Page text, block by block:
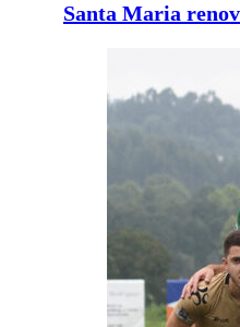
Santa Maria